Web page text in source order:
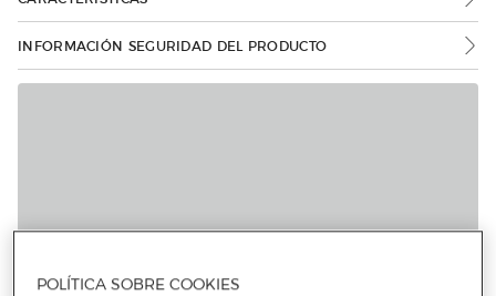
INFORMACIÓN SEGURIDAD DEL PRODUCTO
Más info
POLÍTICA SOBRE COOKIES